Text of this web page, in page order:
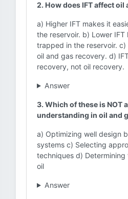
2. How does IFT affect oil
a) Higher IFT makes it
the reservoir. b) Lower IFT
trapped in the reservoir.
oil and gas recovery. d)
recovery, not oil recovery.
Answer
3. Which of these is NOT
understanding in oil and
a) Optimizing well design
systems c) Selecting
techniques d)
oil
Answer